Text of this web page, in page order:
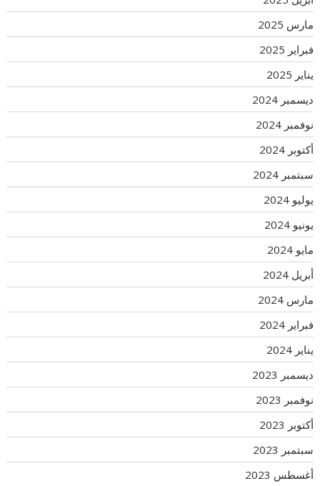
مارس 2025
فبراير 2025
يناير 2025
ديسمبر 2024
نوفمبر 2024
أكتوبر 2024
سبتمبر 2024
يوليو 2024
يونيو 2024
مايو 2024
أبريل 2024
مارس 2024
فبراير 2024
يناير 2024
ديسمبر 2023
نوفمبر 2023
أكتوبر 2023
سبتمبر 2023
أغسطس 2023